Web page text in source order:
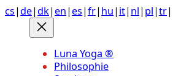
Anchor
Zum
Inhalt
springen
cs|de|dk| en| es|fr| hu| it| nl| pl|tr|
Luna Yoga ®
Philosophie